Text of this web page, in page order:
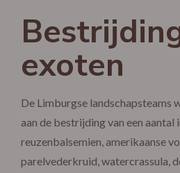
exoten
De Limburgse landschapsteams
aan de bestrijding van een aantal
reuzenbalsemien, amerikaanse
parelvederkruid, watercrassula,